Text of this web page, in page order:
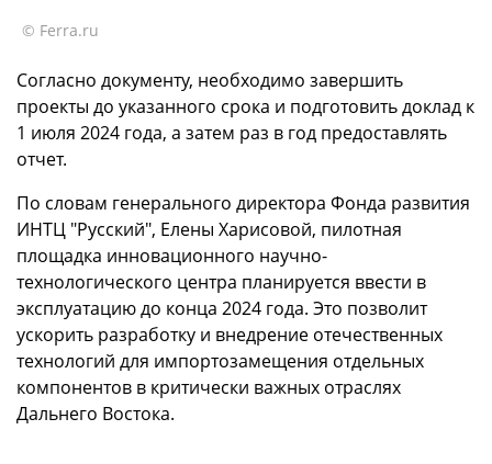
© Ferra.ru
Согласно документу, необходимо завершить
проекты до указанного срока и подготовить доклад к
1 июля 2024 года, а затем раз в год предоставлять
отчет.
По словам генерального директора Фонда развития
ИНТЦ "Русский", Елены Харисовой, пилотная
площадка инновационного научно-
технологического центра планируется ввести в
эксплуатацию до конца 2024 года. Это позволит
ускорить разработку и внедрение отечественных
технологий для импортозамещения отдельных
компонентов в критически важных отраслях
Дальнего Востока.